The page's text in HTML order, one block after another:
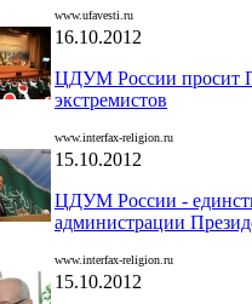
www.ufavesti.ru
16.10.2012
ЦДУМ России просит
экстремистов
www.interfax-religion.ru
15.10.2012
ЦДУМ России -
администрации
www.interfax-religion.ru
15.10.2012